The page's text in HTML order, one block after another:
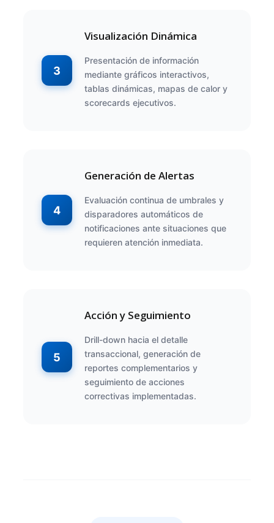
3
Visualización Dinámica
Presentación de información
mediante gráficos interactivos,
tablas dinámicas, mapas de calor y
scorecards ejecutivos.
4
Generación de Alertas
Evaluación continua de umbrales y
disparadores automáticos de
notificaciones ante situaciones que
requieren atención inmediata.
5
Acción y Seguimiento
Drill-down hacia el detalle
transaccional, generación de
reportes complementarios y
seguimiento de acciones
correctivas implementadas.